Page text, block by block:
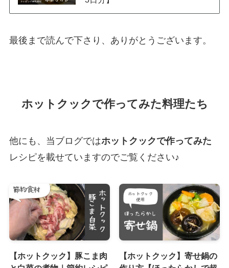
最後まで読んで下さり、ありがとうございます。
ホットクックで作ってみた料理たち
他にも、当ブログではホットクックで作ってみた
レシピを載せていますのでご覧ください♪
【ホットクック】豚こま肉
【ホットクック】寄せ鍋の